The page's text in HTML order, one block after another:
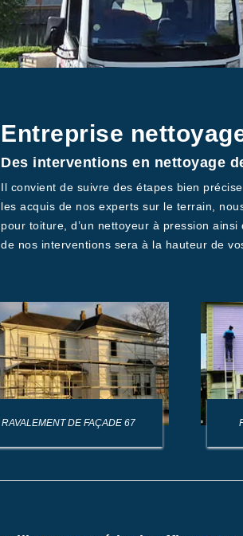
Entreprise
Des interventions en nettoyage
Il convient de suivre des étapes bien
les acquis de nos experts sur le terrain,
pour toiture, d’un nettoyeur à pression
de nos interventions sera à la hauteur de
RAVALEMENT DE FAÇADE 67